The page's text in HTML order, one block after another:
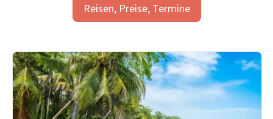
Reisen, Preise, Termine